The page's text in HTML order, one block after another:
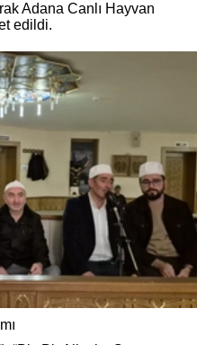
Adana Canlı Hayvan
edildi.